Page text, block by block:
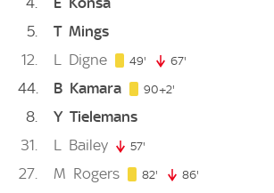
5
T Mings
12
L Digne 49' 49. minute
67'
44 B Kamara 90+2'
8 Y Tielemans
31
L Bailey 57'
27 M Rogers 82' 82. minute
86'